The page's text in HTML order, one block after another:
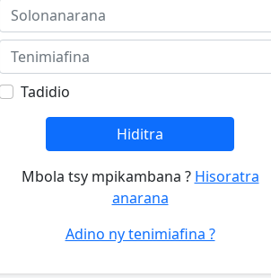
Tadidio
Hiditra
Mbola tsy mpikambana ? Hisoratra
anarana
Adino ny tenimiafina ?